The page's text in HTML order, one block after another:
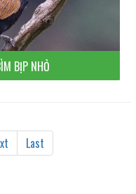
BỊP NHỎ
Last